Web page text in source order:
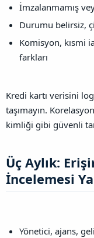
İmzalanmamış
Durumu belirsiz,
Komisyon, kısmi
farkları
Kredi kartı verisini
taşımayın.
kimliği gibi güvenli
Üç Aylık:
İncelemesi
Yönetici, ajans,